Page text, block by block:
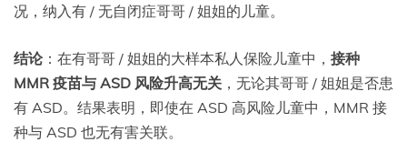
况，纳入有 / 无自闭症哥哥 / 姐姐的儿童。
结论：在有哥哥 / 姐姐的大样本私人保险儿童中， 接种
MMR 疫苗与 ASD 风险升高无关 ，无论其哥哥 / 姐姐是否患
有 ASD。结果表明，即使在 ASD 高风险儿童中，MMR 接
种与 ASD 也无有害关联。